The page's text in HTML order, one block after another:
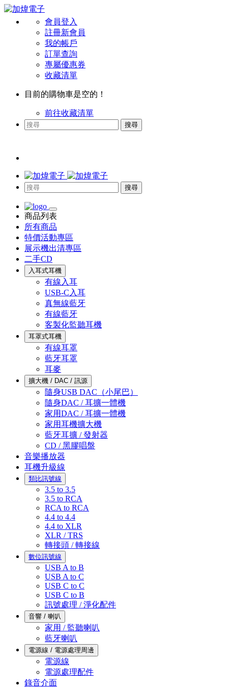
會員登入
註冊新會員
我的帳戶
訂單查詢
專屬優惠券
收藏清單
目前的購物車是空的！
前往收藏清單
搜尋
搜尋
商品列表
所有商品
特價活動專區
展示機出清專區
二手CD
入耳式耳機
有線入耳
USB-C入耳
真無線藍牙
有線藍牙
客製化監聽耳機
耳罩式耳機
有線耳罩
藍牙耳罩
耳麥
擴大機 / DAC / 訊源
隨身USB DAC（小尾巴）
隨身DAC / 耳擴一體機
家用DAC / 耳擴一體機
家用耳機擴大機
藍牙耳擴 / 發射器
CD / 黑膠唱盤
音樂播放器
耳機升級線
類比訊號線
3.5 to 3.5
3.5 to RCA
RCA to RCA
4.4 to 4.4
4.4 to XLR
XLR / TRS
轉接頭 / 轉接線
數位訊號線
USB A to B
USB A to C
USB C to C
USB C to B
訊號處理 / 淨化配件
音響 / 喇叭
家用 / 監聽喇叭
藍牙喇叭
電源線 / 電源處理周邊
電源線
電源處理配件
錄音介面